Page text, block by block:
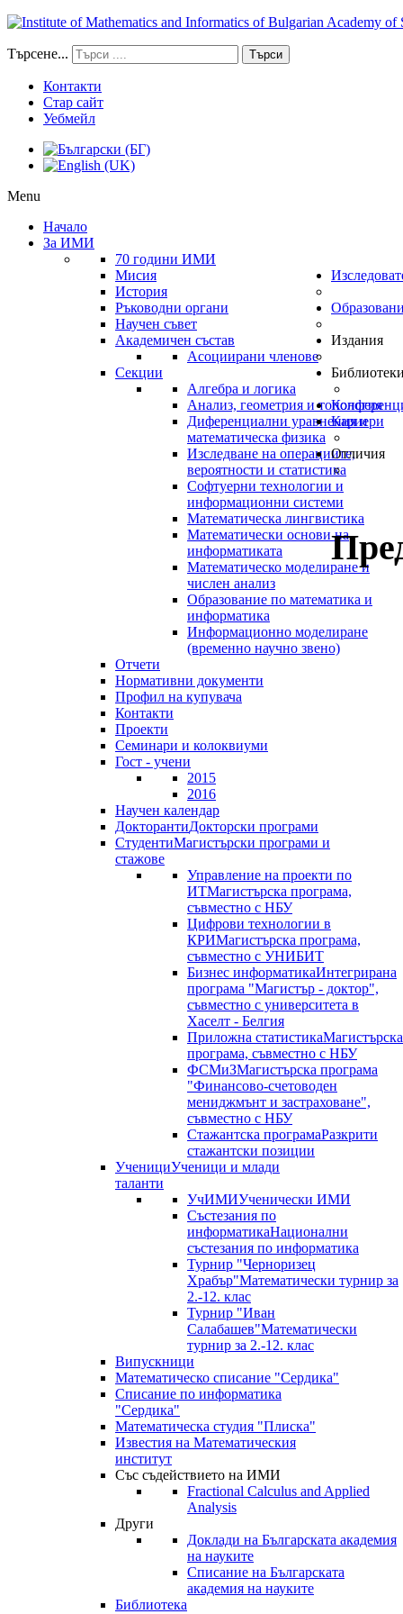
Търсене... Търси
Контакти
Стар сайт
Уебмейл
Menu
Начало
За ИМИ
70 години ИМИ
Мисия
История
Ръководни органи
Научен съвет
Академичен състав
Асоциирани членове
Секции
Алгебра и логика
Анализ, геометрия и топология
Диференциални уравнения и
математическа физика
Изследване на операциите,
вероятности и статистика
Софтуерни технологии и
информационни системи
Математическа лингвистика
Математически основи на
информатиката
Математическо моделиране и
числен анализ
Образование по математика и
информатика
Информационно моделиране
(временно научно звено)
Отчети
Нормативни документи
Профил на купувача
Контакти
Проекти
Семинари и колоквиуми
Гост - учени
2015
2016
Научен календар
ДокторантиДокторски програми
СтудентиМагистърски програми и
стажове
Управление на проекти по
ИТМагистърска програма,
съвместно с НБУ
Цифрови технологии в
КРИМагистърска програма,
съвместно с УНИБИТ
Бизнес информатикаИнтегрирана
програма "Магистър - доктор",
съвместно с университета в
Хаселт - Белгия
Приложна статистикаМагистърска
програма, съвместно с НБУ
ФСМиЗМагистърска програма
"Финансово-счетоводен
мениджмънт и застраховане",
съвместно с НБУ
Стажантска програмаРазкрити
стажантски позиции
УченициУченици и млади
таланти
УчИМИУченически ИМИ
Състезания по
информатикаНационални
състезания по информатика
Турнир "Черноризец
Храбър"Математически турнир за
2.-12. клас
Турнир "Иван
Салабашев"Математически
турнир за 2.-12. клас
Випускници
Издания
Математическо списание "Сердика"
Списание по информатика
"Сердика"
Математическа студия "Плиска"
Известия на Математическия
институт
Със съдействието на ИМИ
Fractional Calculus and Applied
Analysis
Други
Доклади на Българската академия
на науките
Списание на Българската
академия на науките
Библиотека
Кариери
Отличия